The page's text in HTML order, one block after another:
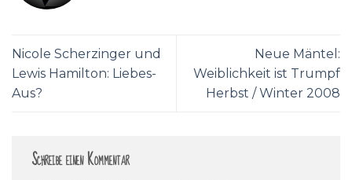
Nicole Scherzinger und
Lewis Hamilton: Liebes-
Aus?
Neue Mäntel:
Weiblichkeit ist Trumpf
Herbst / Winter 2008
Schreibe einen Kommentar